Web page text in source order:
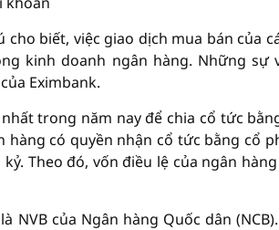
biết, việc giao dịch mua bán của
kinh doanh ngân hàng. Những sự
Eximbank.
trong năm nay để chia cổ tức
có quyền nhận cổ tức bằng cổ
Theo đó, vốn điều lệ của ngân
của Ngân hàng Quốc dân